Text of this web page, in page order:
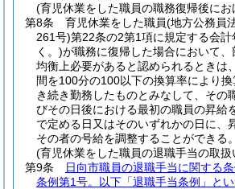
(育児休業をした職員の職務復帰後に
第8条
育児休業をした職員(地方公務員
261号)第22条の2第1項に規定する会
く。)が職務に復帰した場合において
均衡上必要があると認められるときは
間を100分の100以下の換算率により換
き続き勤務したものとみなして、その
びその日後における最初の職員の昇給
で定める日又はそのいずれかの日に、
その者の号給を調整することができる。
(育児休業をした職員の退職手当の取扱
第9条
日向市職員の退職手当に関する条
条例第1号。以下「退職手当条例」と